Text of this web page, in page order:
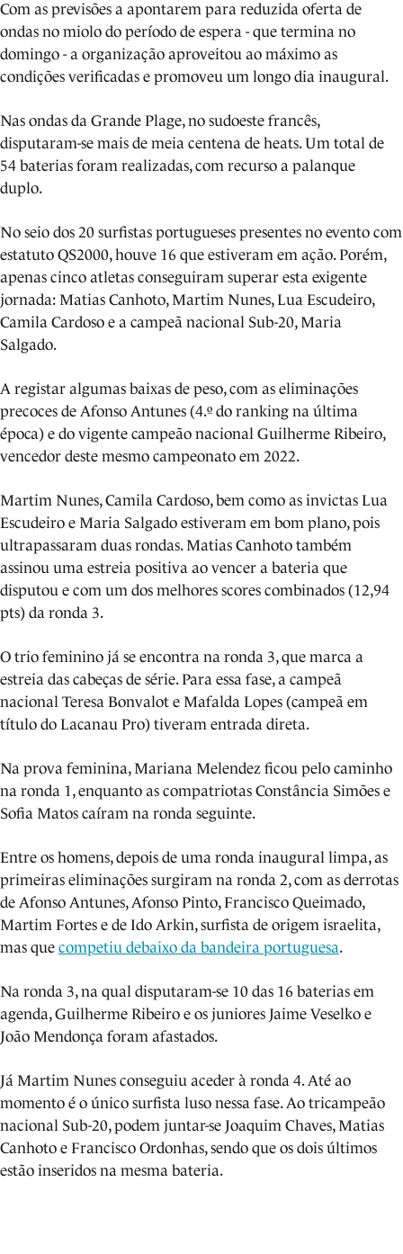
Com as previsões a apontarem para reduzida oferta de
ondas no miolo do período de espera - que termina no
domingo - a organização aproveitou ao máximo as
condições verificadas e promoveu um longo dia inaugural.
Nas ondas da Grande Plage, no sudoeste francês,
disputaram-se mais de meia centena de heats. Um total de
54 baterias foram realizadas, com recurso a palanque
duplo.
No seio dos 20 surfistas portugueses presentes no evento com
estatuto QS2000, houve 16 que estiveram em ação. Porém,
apenas cinco atletas conseguiram superar esta exigente
jornada: Matias Canhoto, Martim Nunes, Lua Escudeiro,
Camila Cardoso e a campeã nacional Sub-20, Maria
Salgado.
A registar algumas baixas de peso, com as eliminações
precoces de Afonso Antunes (4.º do ranking na última
época) e do vigente campeão nacional Guilherme Ribeiro,
vencedor deste mesmo campeonato em 2022.
Martim Nunes, Camila Cardoso, bem como as invictas Lua
Escudeiro e Maria Salgado estiveram em bom plano, pois
ultrapassaram duas rondas. Matias Canhoto também
assinou uma estreia positiva ao vencer a bateria que
disputou e com um dos melhores scores combinados (12,94
pts) da ronda 3.
O trio feminino já se encontra na ronda 3, que marca a
estreia das cabeças de série. Para essa fase, a campeã
nacional Teresa Bonvalot e Mafalda Lopes (campeã em
título do Lacanau Pro) tiveram entrada direta.
Na prova feminina, Mariana Melendez ficou pelo caminho
na ronda 1, enquanto as compatriotas Constância Simões e
Sofia Matos caíram na ronda seguinte.
Entre os homens, depois de uma ronda inaugural limpa, as
primeiras eliminações surgiram na ronda 2, com as derrotas
de Afonso Antunes, Afonso Pinto, Francisco Queimado,
Martim Fortes e de Ido Arkin, surfista de origem israelita,
mas que competiu debaixo da bandeira portuguesa.
Na ronda 3, na qual disputaram-se 10 das 16 baterias em
agenda, Guilherme Ribeiro e os juniores Jaime Veselko e
João Mendonça foram afastados.
Já Martim Nunes conseguiu aceder à ronda 4. Até ao
momento é o único surfista luso nessa fase. Ao tricampeão
nacional Sub-20, podem juntar-se Joaquim Chaves, Matias
Canhoto e Francisco Ordonhas, sendo que os dois últimos
estão inseridos na mesma bateria.